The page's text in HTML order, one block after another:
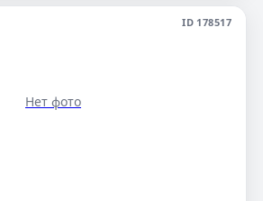
ID 178517
Нет фото